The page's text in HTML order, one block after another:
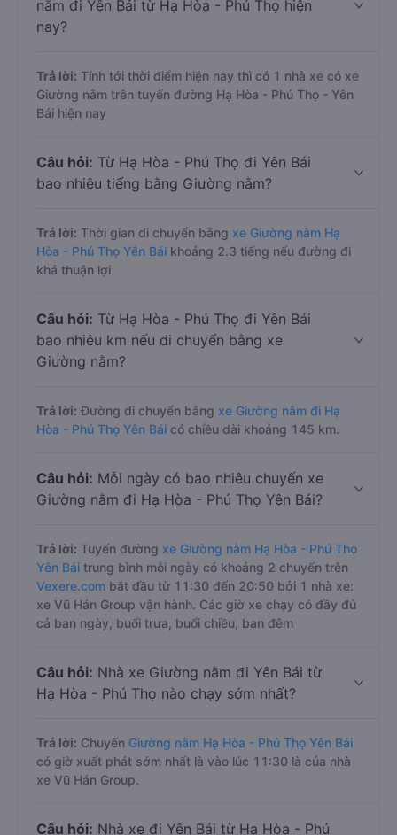
nằm đi Yên Bái từ Hạ Hòa - Phú Thọ hiện
nay?
Trả lời: Tính tới thời điểm hiện nay thì có 1 nhà xe có xe
Giường nằm trên tuyến đường Hạ Hòa - Phú Thọ - Yên
Bái hiện nay
Câu hỏi: Từ Hạ Hòa - Phú Thọ đi Yên Bái
bao nhiêu tiếng bằng Giường nằm?
Trả lời: Thời gian di chuyển bằng xe Giường nằm Hạ
Hòa - Phú Thọ Yên Bái khoảng 2.3 tiếng nếu đường đi
khá thuận lợi
Câu hỏi: Từ Hạ Hòa - Phú Thọ đi Yên Bái
bao nhiêu km nếu di chuyển bằng xe
Giường nằm?
Trả lời: Đường di chuyển bằng xe Giường nằm đi Hạ
Hòa - Phú Thọ Yên Bái có chiều dài khoảng 145 km.
Câu hỏi: Mỗi ngày có bao nhiêu chuyến xe
Giường nằm đi Hạ Hòa - Phú Thọ Yên Bái?
Trả lời: Tuyến đường xe Giường nằm Hạ Hòa - Phú Thọ
Yên Bái trung bình mỗi ngày có khoảng 2 chuyến trên
Vexere.com bắt đầu từ 11:30 đến 20:50 bởi 1 nhà xe:
xe Vũ Hán Group vận hành. Các giờ xe chạy có đầy đủ
cả ban ngày, buổi trưa, buổi chiều, ban đêm
Câu hỏi: Nhà xe Giường nằm đi Yên Bái từ
Hạ Hòa - Phú Thọ nào chạy sớm nhất?
Trả lời: Chuyến Giường nằm Hạ Hòa - Phú Thọ Yên Bái
có giờ xuất phát sớm nhất là vào lúc 11:30 là của nhà
xe Vũ Hán Group.
Câu hỏi: Nhà xe đi Yên Bái từ Hạ Hòa - Phú